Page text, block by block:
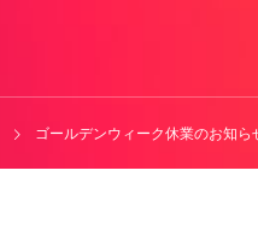
ゴールデンウィーク休業のお知ら